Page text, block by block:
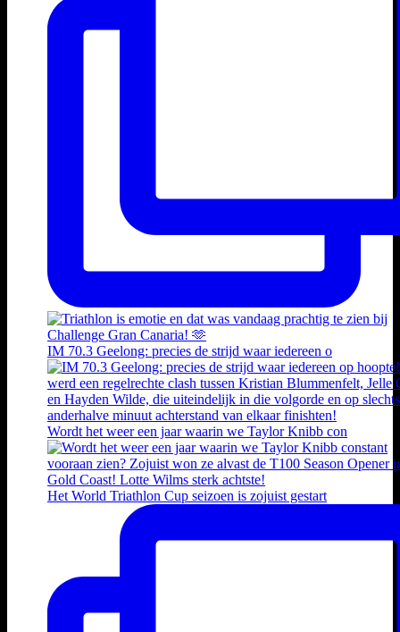
IM 70.3 Geelong: precies de strijd waar iedereen o
Wordt het weer een jaar waarin we Taylor Knibb con
Het World Triathlon Cup seizoen is zojuist gestart